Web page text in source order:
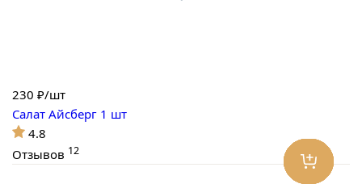
230 ₽/шт
Салат Айсберг 1 шт
4.8
Отзывов 12